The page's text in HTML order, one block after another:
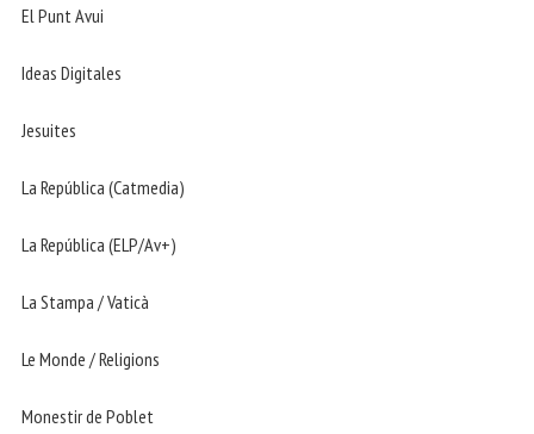
El Punt Avui
Ideas Digitales
Jesuites
La República (Catmedia)
La República (ELP/Av+)
La Stampa / Vaticà
Le Monde / Religions
Monestir de Poblet